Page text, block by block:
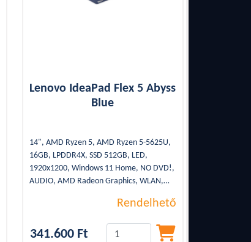
Lenovo IdeaPad Flex 5 Abyss
Blue
14", AMD Ryzen 5, AMD Ryzen 5-5625U,
16GB, LPDDR4X, SSD 512GB, LED,
1920x1200, Windows 11 Home, NO DVD!,
AUDIO, AMD Radeon Graphics, WLAN,
1,55Kg, WEBCAM, HDMI, SSD, Blue,
Backlight
Rendelhető
341.600 Ft